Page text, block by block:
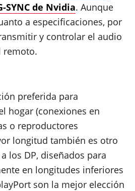
SYNC de Nvidia. Aunque
a especificaciones, por
y controlar el audio
remoto.
preferida para
hogar (conexiones en
o reproductores
longitud también es otro
los DP, diseñados para
en longitudes inferiores
son la mejor elección